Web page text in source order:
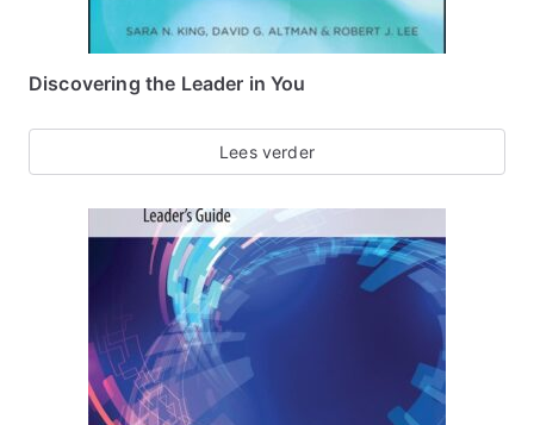
Discovering the Leader in You
Lees verder